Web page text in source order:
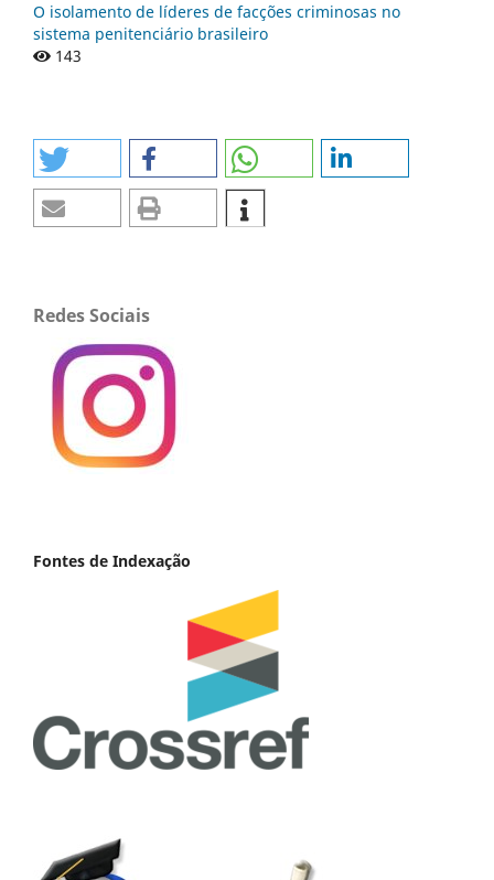
O isolamento de líderes de facções criminosas no
sistema penitenciário brasileiro
143
Redes Sociais
Fontes de Indexação